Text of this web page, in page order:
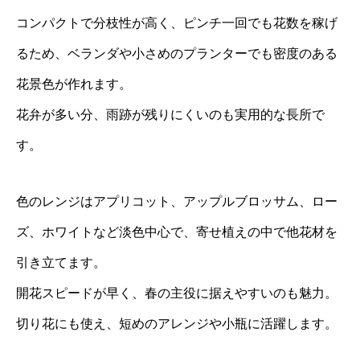
コンパクトで分枝性が高く、ピンチ一回でも花数を稼げ
るため、ベランダや小さめのプランターでも密度のある
花景色が作れます。
花弁が多い分、雨跡が残りにくいのも実用的な長所で
す。
色のレンジはアプリコット、アップルブロッサム、ロー
ズ、ホワイトなど淡色中心で、寄せ植えの中で他花材を
引き立てます。
開花スピードが早く、春の主役に据えやすいのも魅力。
切り花にも使え、短めのアレンジや小瓶に活躍します。